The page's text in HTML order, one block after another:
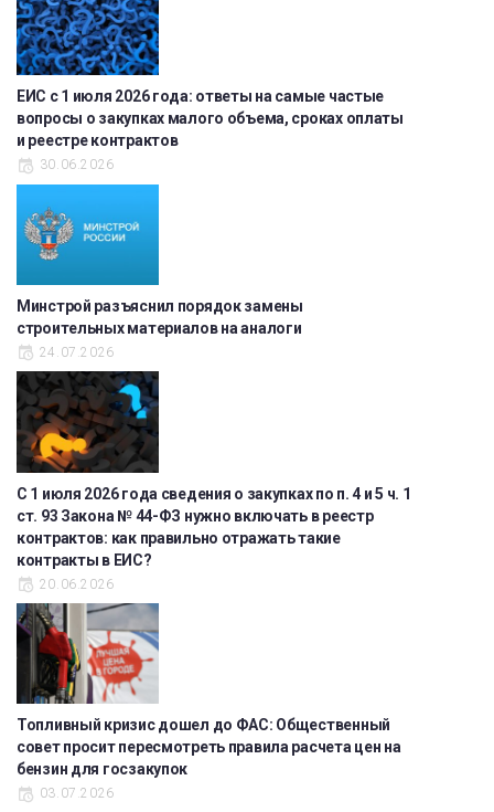
ЕИС с 1 июля 2026 года: ответы на самые частые
вопросы о закупках малого объема, сроках оплаты
и реестре контрактов
30.06.2026
Минстрой разъяснил порядок замены
строительных материалов на аналоги
24.07.2026
С 1 июля 2026 года сведения о закупках по п. 4 и 5 ч. 1
ст. 93 Закона № 44-ФЗ нужно включать в реестр
контрактов: как правильно отражать такие
контракты в ЕИС?
20.06.2026
Топливный кризис дошел до ФАС: Общественный
совет просит пересмотреть правила расчета цен на
бензин для госзакупок
03.07.2026